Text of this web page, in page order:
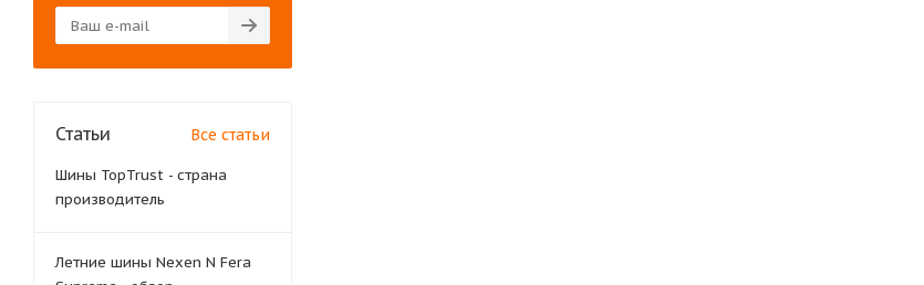
Статьи Все статьи
Шины TopTrust - страна
производитель
Летние шины Nexen N Fera